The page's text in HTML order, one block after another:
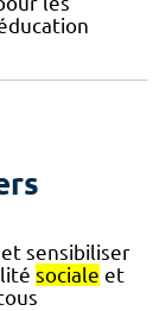
sensibiliser
sociale et